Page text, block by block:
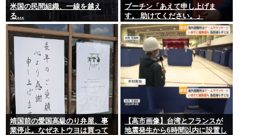
米国の民間組織、一線を越え
る…
プーチン「あえて申し上げま
す。 助けてください。」
靖国前の愛国高級のり弁屋、事
業停止。なぜネトウヨは買って
【高市画像】台湾とフランスが
地震発生から6時間以内に設置し